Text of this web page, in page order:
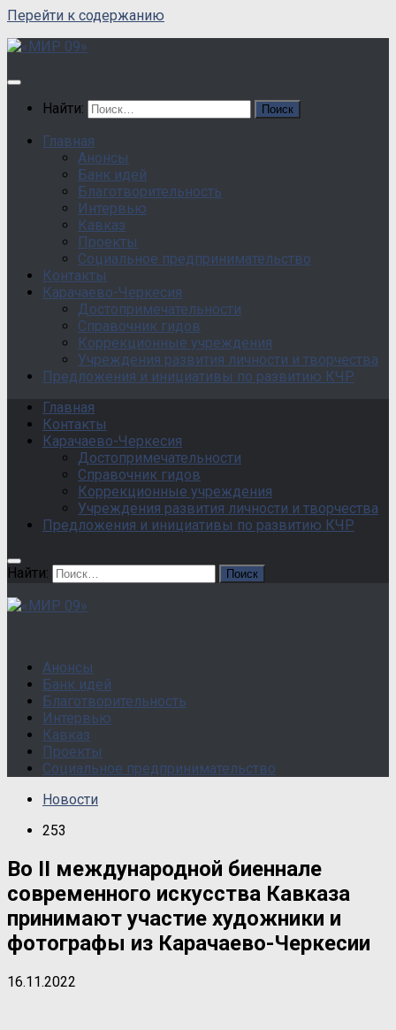
Перейти к содержанию
Найти:
Главная
Анонсы
Банк идей
Благотворительность
Интервью
Кавказ
Проекты
Социальное предпринимательство
Контакты
Карачаево-Черкесия
Достопримечательности
Справочник гидов
Коррекционные учреждения
Учреждения развития личности и творчества
Предложения и инициативы по развитию КЧР
Главная
Контакты
Карачаево-Черкесия
Достопримечательности
Справочник гидов
Коррекционные учреждения
Учреждения развития личности и творчества
Предложения и инициативы по развитию КЧР
Найти:
Анонсы
Банк идей
Благотворительность
Интервью
Кавказ
Проекты
Социальное предпринимательство
Новости
253
Во II международной биеннале
современного искусства Кавказа
принимают участие художники и
фотографы из Карачаево-Черкесии
16.11.2022